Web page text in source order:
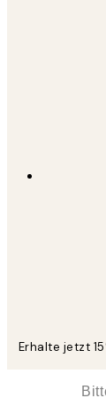
Erhalte jetzt